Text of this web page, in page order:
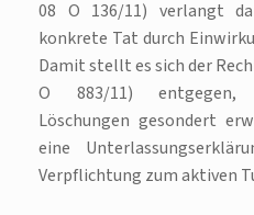
08 O 136/11) verlangt
konkrete Tat durch
Damit stellt es sich der
O 883/11) entgegen,
Löschungen gesondert
eine
Verpflichtung zum aktiven